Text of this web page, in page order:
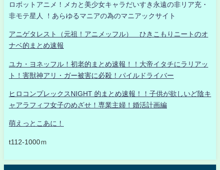
ロボットアニメ！メカと美少女キャラだいすき永遠の非リア充・
非モテ星人 ！あらゆるマニアの為のマニアックサイト
アニゲタレスト（元祖！アニメッフル） ひきこもりニートのオ
ナベ的まとめ速報
ユカ・ヨネッフル！初老的まとめ速報！！大帝イタチにラリアッ
ト！害獣神アリ・ガー被害に必殺！パイルドライバー
ヒロコンプレックスNIGHT 的まとめ速報！！子供が欲しいど陰キ
ャアラフィフ女子のめざせ！専業主婦！婚活計画編
萌えっとこあに！
t112-1000ｍ